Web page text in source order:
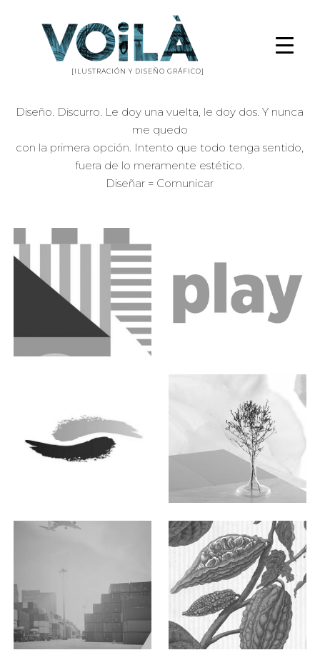
[ILUSTRACIÓN Y DISEÑO GRÁFICO]
Diseño. Discurro. Le doy una vuelta, le doy dos. Y nunca
me quedo
con la primera opción. Intento que todo tenga sentido,
fuera de lo meramente estético.
Diseñar = Comunicar